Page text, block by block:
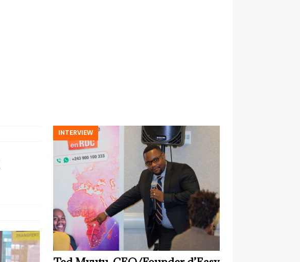
INTERVIEW